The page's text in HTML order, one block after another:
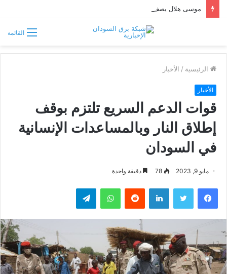
القائمة
الرئيسية / الأخبار
الأخبار
قوات الدعم السريع تلتزم بوقف
إطلاق النار وبالمساعدات الإنسانية
في السودان
مايو 9, 2023 78 دقيقة واحدة
فيسبوك تويتر لينكدإن واتساب تيلقرام